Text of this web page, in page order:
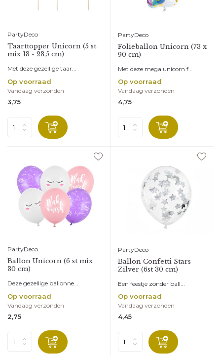
PartyDeco
Taarttopper Unicorn (5 st
mix 13 - 23,5 cm)
Met deze gezellige taar...
Op voorraad
Vandaag verzonden
3,75
PartyDeco
Folieballon Unicorn (73 x
90 cm)
Met deze mega unicorn f...
Op voorraad
Vandaag verzonden
4,75
PartyDeco
Ballon Unicorn (6 st mix
30 cm)
Deze gezellige ballonne...
Op voorraad
Vandaag verzonden
2,75
PartyDeco
Ballon Confetti Stars
Zilver (6st 30 cm)
Een feestje zonder ball...
Op voorraad
Vandaag verzonden
4,45